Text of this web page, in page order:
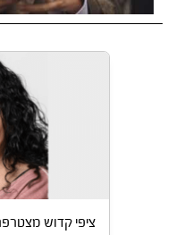
ציפי קדוש